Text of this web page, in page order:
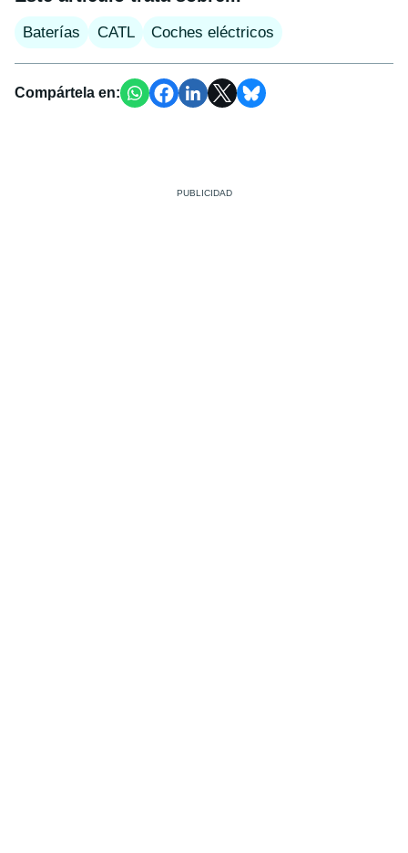
Baterías CATL Coches eléctricos
Compártela en: